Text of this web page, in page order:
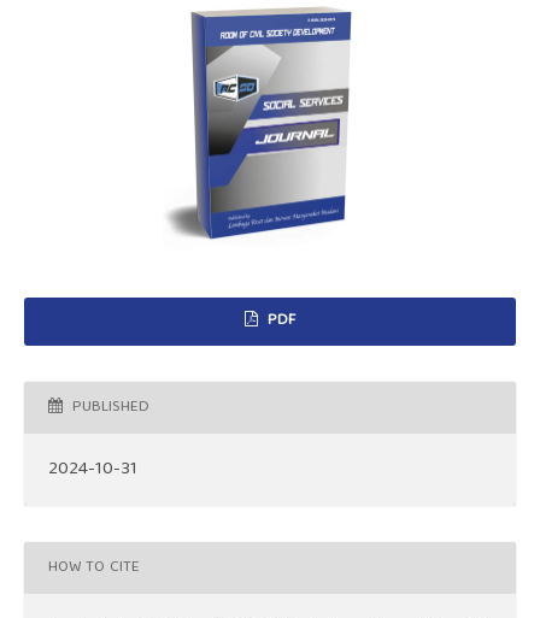
PDF
PUBLISHED
2024-10-31
HOW TO CITE